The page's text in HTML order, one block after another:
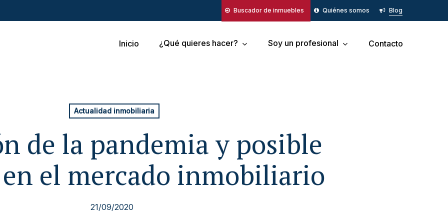
Buscador de inmuebles Quiénes somos Blog
Inicio ¿Qué quieres hacer? Soy un profesional Contacto
Actualidad inmobiliaria
de la pandemia y posible
el mercado inmobiliario
21/09/2020